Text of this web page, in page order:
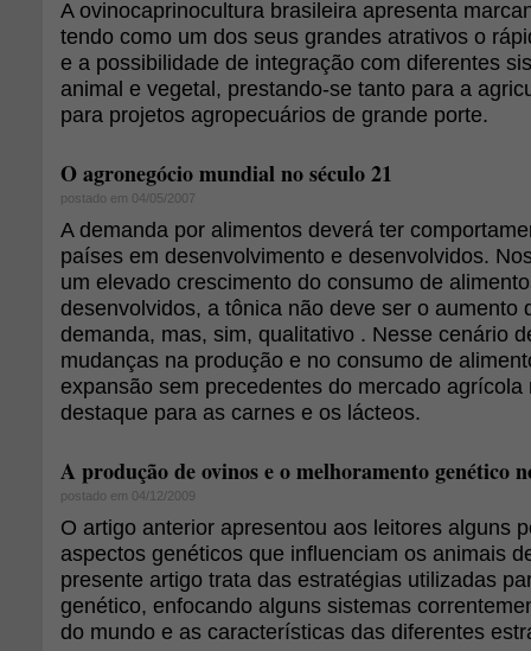
A ovinocaprinocultura brasileira apresenta
tendo como um dos seus grandes atrativos o
e a possibilidade de integração com diferentes
animal e vegetal, prestando-se tanto para a
para projetos agropecuários de grande porte.
O agronegócio mundial no século 21
postado em 04/05/2007
A demanda por alimentos deverá ter
países em desenvolvimento e desenvolvidos.
um elevado crescimento do consumo de
desenvolvidos, a tônica não deve ser o aumento
demanda, mas, sim, qualitativo . Nesse cenário
mudanças na produção e no consumo de
expansão sem precedentes do mercado agrícola
destaque para as carnes e os lácteos.
A produção de ovinos e o melhoramento genético
postado em 04/12/2009
O artigo anterior apresentou aos leitores alguns
aspectos genéticos que influenciam os animais
presente artigo trata das estratégias utilizadas
genético, enfocando alguns sistemas
do mundo e as características das diferentes